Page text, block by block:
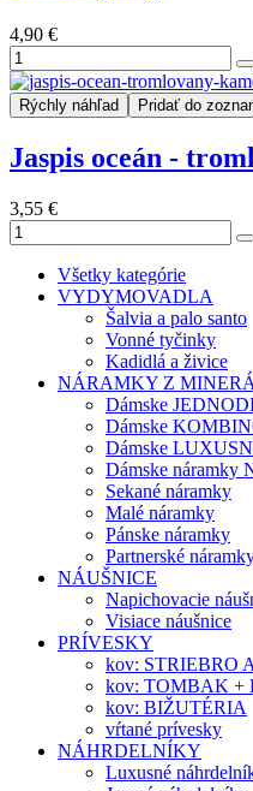
4,90 €
Rýchly náhľad Pridať do
Jaspis oceán -
3,55 €
Všetky kategórie
VYDYMOVADLA
Šalvia a palo santo
Vonné tyčinky
Kadidlá a živice
NÁRAMKY Z
Dámske
Dámske
Dámske
Dámske
Sekané náramky
Malé náramky
Pánske náramky
Partnerské
NÁUŠNICE
Napichovacie
Visiace náušnice
PRÍVESKY
kov: STRIEBRO
kov: TOMBAK +
kov: BIŽUTÉRIA
vŕtané prívesky
NÁHRDELNÍKY
Luxusné